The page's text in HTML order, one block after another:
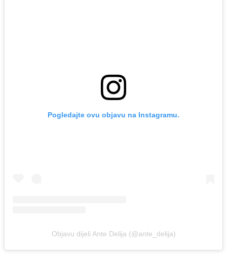
Pogledajte ovu objavu na Instagramu.
Objavu dijeli Ante Delija (@ante_delija)